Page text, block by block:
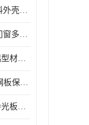
自粘易撕PE保护膜塑料外壳导光板亚克力板膜操作方便
黑白PE保护膜铝合金门窗多种颜色支持定制生产
佳诺金属表面保护膜铝型材保护膜不留残胶铝合金窗框保护胶带
佳诺镀锌板保护膜 彩钢板保护pe保护膜
塑胶外壳保护膜厂家导光板保护膜 铝单板保护膜胶带易撕不留胶